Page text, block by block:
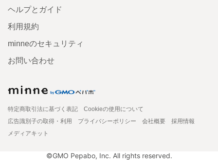
ヘルプとガイド
利用規約
minneのセキュリティ
お問い合わせ
特定商取引法に基づく表記
Cookieの使用について
広告識別子の取得・利用
プライバシーポリシー 会社概要
採用情報
メディアキット
©GMO Pepabo, Inc. All rights reserved.